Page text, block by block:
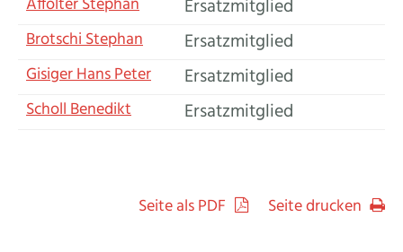
Ersatzmitglied
BrotschiStephan Funktion
Ersatzmitglied
GisigerHans Peter Funktion
Ersatzmitglied
SchollBenedikt Funktion
Ersatzmitglied
Seite als PDF Seite drucken